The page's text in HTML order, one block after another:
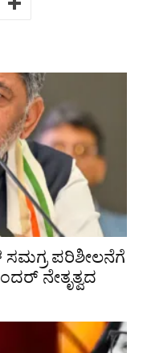
ಪರಿಶೀಲನೆಗೆ
ನೇತೃತ್ವದ